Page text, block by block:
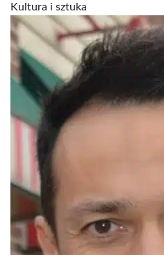
Kultura i sztuka